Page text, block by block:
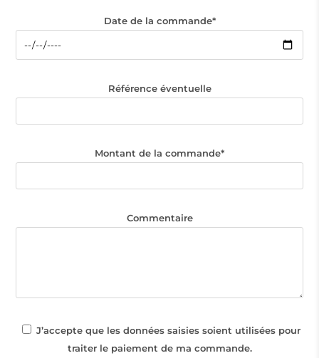
Date de la commande*
Référence éventuelle
Montant de la commande*
Commentaire
J’accepte que les données saisies soient utilisées pour
traiter le paiement de ma commande.